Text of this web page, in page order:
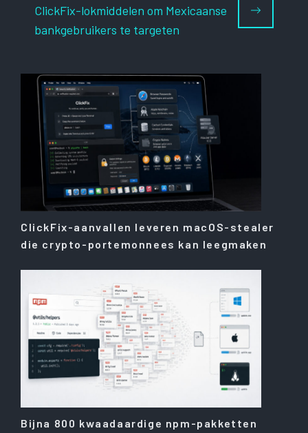
ClickFix-lokmiddelen om Mexicaanse
bankgebruikers te targeten
ClickFix-aanvallen leveren macOS-stealer
die crypto-portemonnees kan leegmaken
Bijna 800 kwaadaardige npm-pakketten